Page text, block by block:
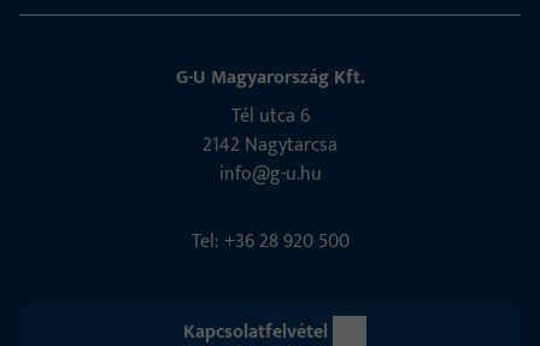
G-U Magyarország Kft.
Tél utca 6
2142 Nagytarcsa
info@g-u.hu
Tel: +36 28 920 500
Kapcsolatfelvétel